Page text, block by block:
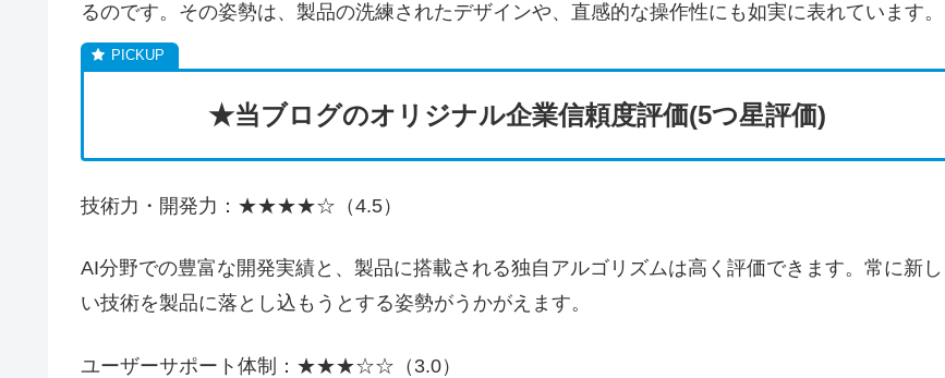
るのです。その姿勢は、製品の洗練されたデザインや、直感的な操作性にも如実に表れています。
★当ブログのオリジナル企業信頼度評価(5つ星評価)
技術力・開発力：★★★★☆（4.5）
AI分野での豊富な開発実績と、製品に搭載される独自アルゴリズムは高く評価できます。常に新し
い技術を製品に落とし込もうとする姿勢がうかがえます。
ユーザーサポート体制：★★★☆☆（3.0）